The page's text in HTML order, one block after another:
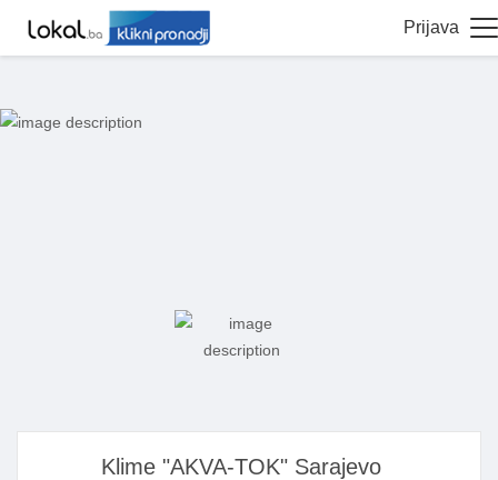
Prijava
Klime "AKVA-TOK" Sarajevo